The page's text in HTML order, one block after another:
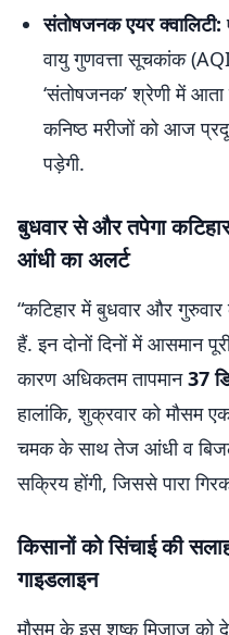
संतोषजनक एयर क्वालिटी:
वायु गुणवत्ता सूचकांक
‘संतोषजनक’ श्रेणी में
कनिष्ठ मरीजों को आज
पड़ेगी.
बुधवार से और तपेगा
आंधी का अलर्ट
“कटिहार में बुधवार और
हैं. इन दोनों दिनों में आसमान
कारण अधिकतम तापमान37
हालांकि, शुक्रवार को मौसम
चमक के साथ तेज आंधी व
सक्रिय होंगी, जिससे पारा
किसानों को सिंचाई की
गाइडलाइन
मौसम के इस शुष्क मिजाज को